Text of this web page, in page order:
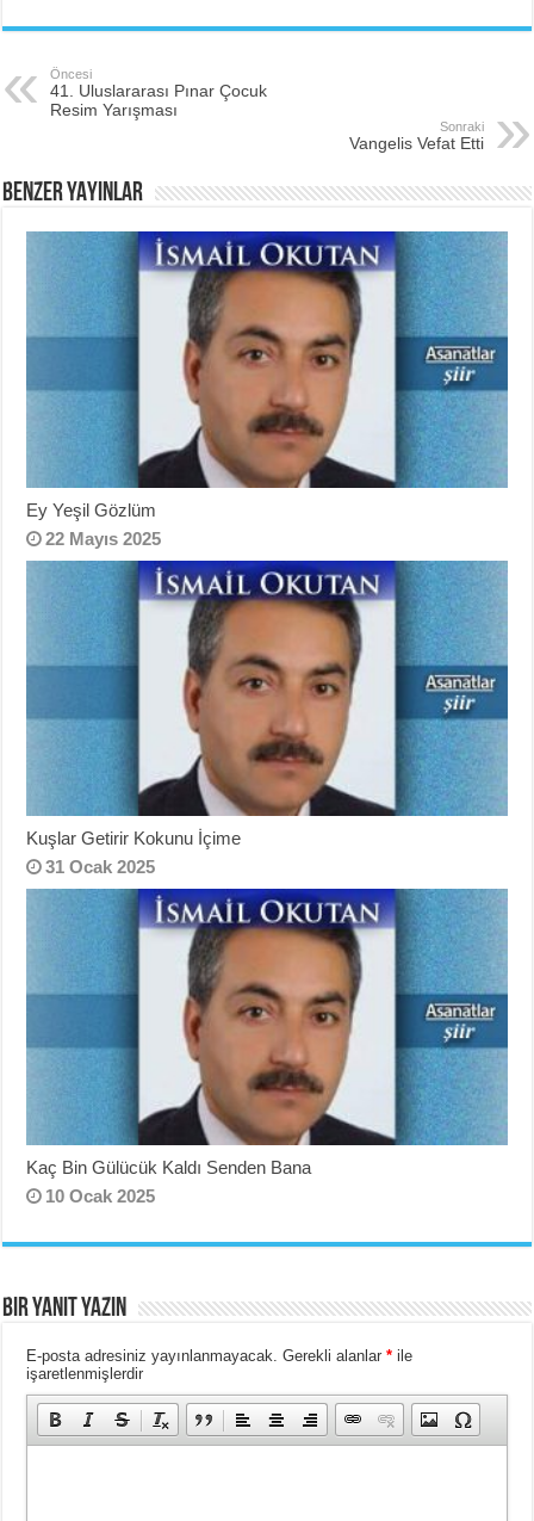
Öncesi
41. Uluslararası Pınar Çocuk
Resim Yarışması
Sonraki
Vangelis Vefat Etti
BENZER YAYINLAR
Ey Yeşil Gözlüm
22 Mayıs 2025
Kuşlar Getirir Kokunu İçime
31 Ocak 2025
Kaç Bin Gülücük Kaldı Senden Bana
10 Ocak 2025
Bir yanıt yazın
E-posta adresiniz yayınlanmayacak. Gerekli alanlar* ile
işaretlenmişlerdir